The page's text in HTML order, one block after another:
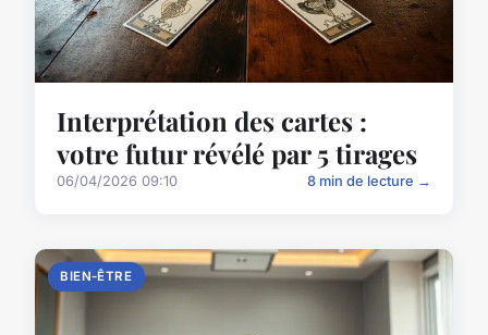
Interprétation des cartes :
votre futur révélé par 5 tirages
06/04/2026 09:10 8 min de lecture →
BIEN-ÊTRE